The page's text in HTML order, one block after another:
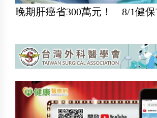
晚期肝癌省300萬元！ 8/1健保